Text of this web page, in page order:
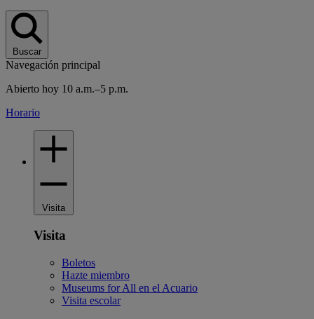
Buscar
Navegación principal
Abierto hoy 10 a.m.–5 p.m.
Horario
Visita
Visita
Boletos
Hazte miembro
Museums for All en el Acuario
Visita escolar